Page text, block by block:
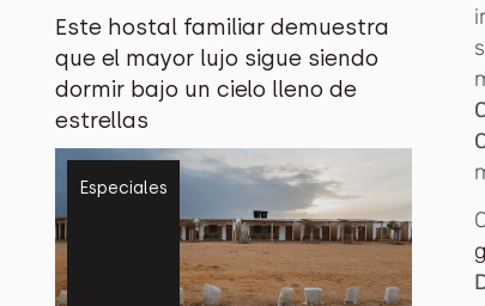
Este hostal familiar demuestra
que el mayor lujo sigue siendo
dormir bajo un cielo lleno de
estrellas
Especiales